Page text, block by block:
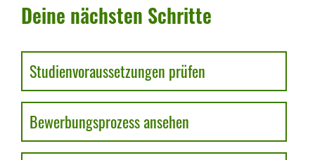
Deine nächsten Schritte
Studienvoraussetzungen prüfen
Bewerbungsprozess ansehen